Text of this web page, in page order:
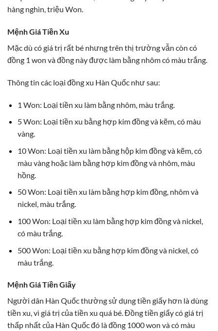
hàng nghìn, triệu Won.
Mệnh Giá Tiền Xu
Mặc dù có giá trị rất bé nhưng trên thị trường vẫn còn có
đồng 1 won và đồng này được làm bằng nhôm có màu trắng.
Thông tin các loại đồng xu Hàn Quốc như sau:
1 Won: Loại tiền xu làm bằng nhôm, màu trắng.
5 Won: Loại tiền xu bằng hợp kim đồng và kẽm, có màu
vàng.
10 Won: Loại tiền xu làm bằng hộp kim đồng và kẽm, có
màu vàng hoặc làm bằng hợp kim đồng và nhôm, màu
hồng.
50 Won: Loại tiền xu làm bằng hợp kim đồng, nhôm và
nickel, màu trắng.
100 Won: Loại tiền xu làm bằng hợp kim đồng và nickel,
có màu trắng.
500 Won: Loại tiền xu bằng hợp kim đồng và nickel, có
màu trắng.
Mệnh Giá Tiền Giấy
Người dân Hàn Quốc thường sử dụng tiền giấy hơn là dùng
tiền xu, vì giá trị của tiền xu quá bé. Đồng tiền giấy có giá trị
thấp nhất của Hàn Quốc đó là đồng 1000 won và có màu